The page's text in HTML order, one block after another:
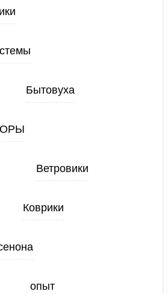
Бытовуха
Ветровики
Коврики
опыт